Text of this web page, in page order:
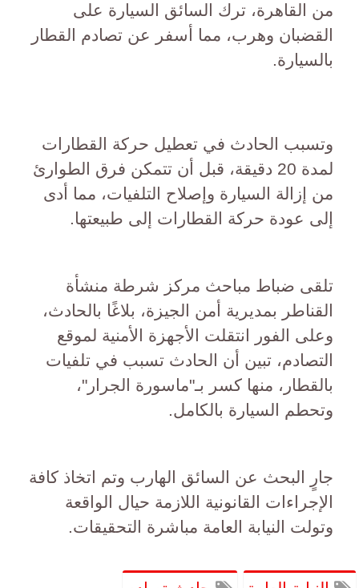
من القاهرة، ترك السائق السيارة على
القضبان وهرب، مما أسفر عن تصادم القطار
بالسيارة.
وتسبب الحادث في تعطيل حركة القطارات
لمدة 20 دقيقة، قبل أن تتمكن فرق الطوارئ
من إزالة السيارة وإصلاح التلفيات، مما أدى
إلى عودة حركة القطارات إلى طبيعتها.
تلقى ضباط مباحث مركز شرطة منشأة
القناطر بمديرية أمن الجيزة، بلاغًا بالحادث،
وعلى الفور انتقلت الأجهزة الأمنية لموقع
التصادم، تبين أن الحادث تسبب في تلفيات
بالقطار، منها كسر بـ"ماسورة الجرار"،
وتحطم السيارة بالكامل.
جارٍ البحث عن السائق الهارب وتم اتخاذ كافة
الإجراءات القانونية اللازمة حيال الواقعة
وتولت النيابة العامة مباشرة التحقيقات.